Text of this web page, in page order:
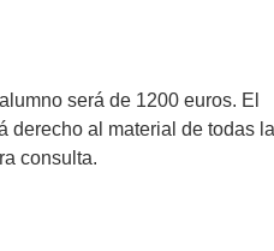
será de 1200 euros. El
derecho al material de todas
consulta.